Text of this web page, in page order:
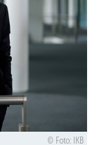
Foto: IKB